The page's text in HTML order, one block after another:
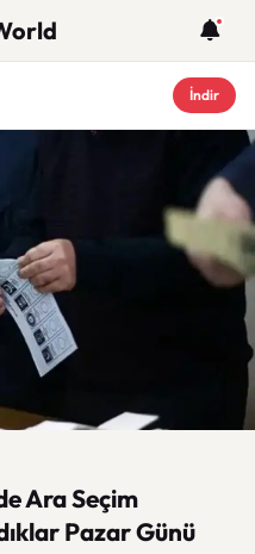
İndir
Ara Seçim
Pazar Günü